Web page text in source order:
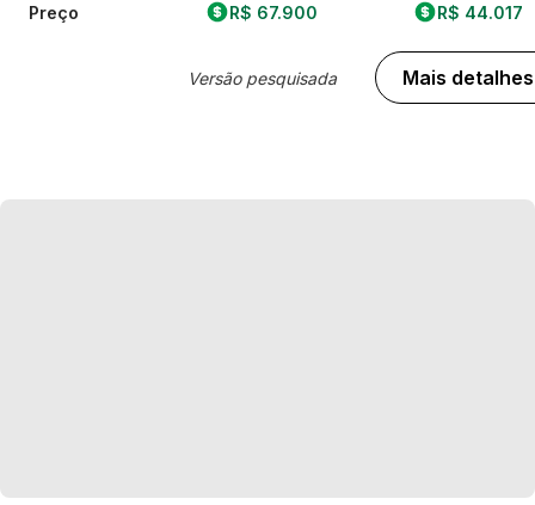
Preço R$ 67.900
Versão pesquisada
R$ 44.017
Mais detalhes